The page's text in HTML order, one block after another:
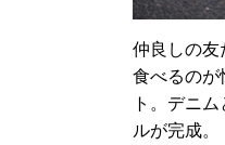
仲良しの
食べるの
ト。デニ
ルが完成。